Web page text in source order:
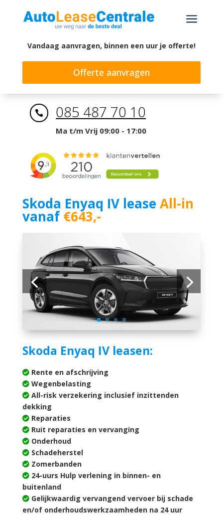
a
Vandaag aanvragen, binnen een uur je offerte!
Offerte aanvragen
 085 487 70 10
Ma t/m Vrij 09:00 - 17:00
Skoda Enyaq IV lease All-in
vanaf€643,-
Skoda Enyaq IV leasen:
Rente en afschrijving
Wegenbelasting
All-risk verzekering inclusief inzittenden
dekking
Reparaties
Ruit reparaties en vervanging
Onderhoud
Schadeherstel
Zomerbanden
24-uurs Hulp verlening in binnen- en
buitenland
Gelijkwaardig vervangend vervoer bij schade
en/of onderhoudswerkzaamheden na 24 uur